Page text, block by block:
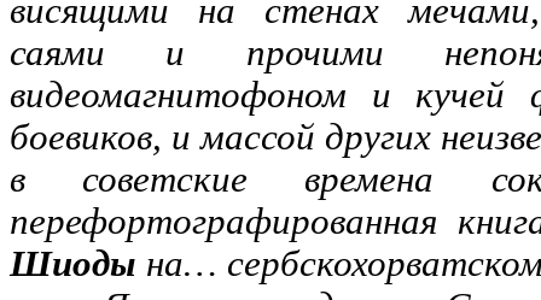
висящими на стенах
саями и прочими
видеомагнитофоном и
боевиков, и массой других
в советские времена
перефортографированная
Шиоды на…